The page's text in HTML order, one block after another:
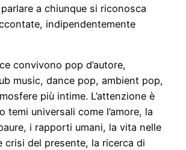
parlare a chiunque si riconosca
indipendentemente
convivono pop d’autore,
music, dance pop, ambient pop,
più intime. L’attenzione è
temi universali come l’amore, la
i rapporti umani, la vita nelle
crisi del presente, la ricerca di